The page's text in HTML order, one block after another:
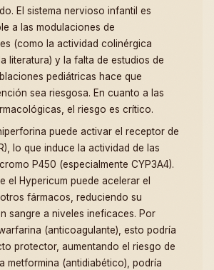
El sistema nervioso infantil es
a las modulaciones de
(como la actividad colinérgica
literatura) y la falta de estudios de
pediátricas hace que
sea riesgosa. En cuanto a las
el riesgo es crítico.
puede activar el receptor de
lo que induce la actividad de las
P450 (especialmente CYP3A4).
el Hypericum puede acelerar el
fármacos, reduciendo su
sangre a niveles ineficaces. Por
(anticoagulante), esto podría
protector, aumentando el riesgo de
metformina (antidiabético), podría